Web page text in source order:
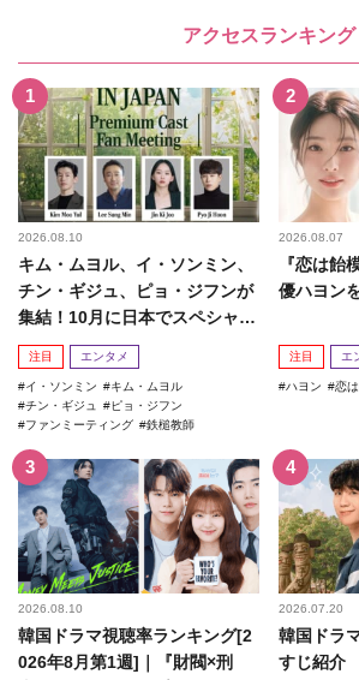
アクセスランキング
2026.08.10
キム・ムヨル、イ・ソンミン、
チン・ギジュ、ピョ・ジフンが
集結！10月に日本でスペシャル
ファンミーティング開催決...
注目 エンタメ
イ・ソンミン
キム・ムヨル
チン・ギジュ
ピョ・ジフン
ファンミーティング
鉄槌教師
2026.08.07
『恋は飴
優ハヨン
注目 エ
ハヨン 恋
2026.08.10
韓国ドラマ視聴率ランキング[2
026年8月第1週]｜『財閥×刑
2026.07.20
韓国ドラ
すじ紹介